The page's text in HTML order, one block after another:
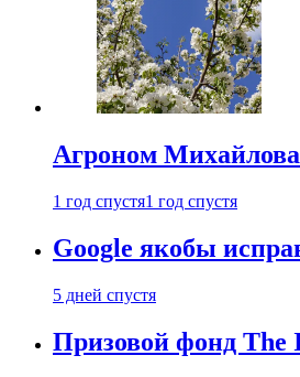
Агроном Михайлова
1 год спустя1 год спустя
Google якобы
5 дней спустя
Призовой фонд The